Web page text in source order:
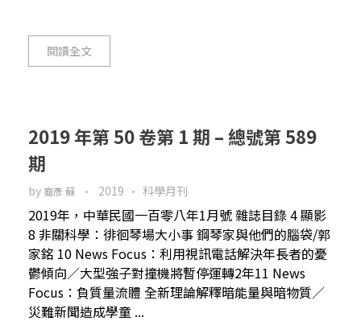
閱讀全文
2019 年第 50 卷第 1 期 – 總號第 589
期
by 裔彥 蘇 2019 科學月刊
2019年，中華民國一百零八年1月號 雜誌目錄 4 顯影
8 非關科學：徘徊琴場大小事 鋼琴家與他們的腦袋/郭
家銘 10 News Focus：利用視訊電話解決年長者的憂
鬱傾向／大型強子對撞機將暫停運轉2年11 News
Focus：負質量流體 全新理論解釋暗能量與暗物質／
災難新聞造成學童 ...